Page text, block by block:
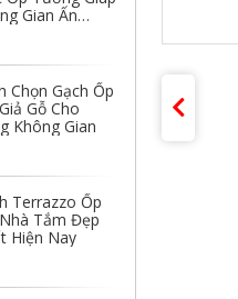
Gian Ấn
Chọn Gạch Ốp
Gỗ Cho
Không Gian
Terrazzo Ốp
Tắm Đẹp
Hiện Nay